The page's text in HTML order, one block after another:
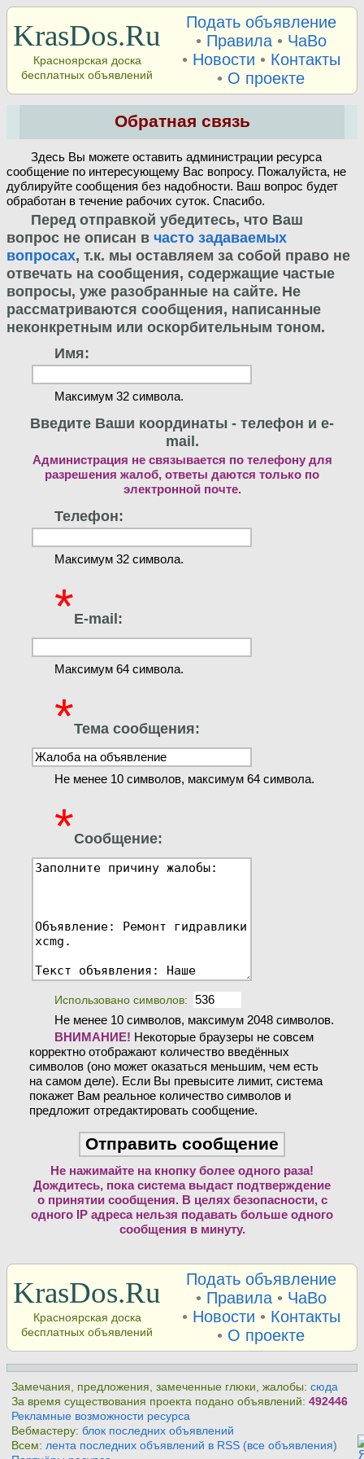
KrasDos.Ru
Красноярская доска
бесплатных объявлений
Подать объявление
• Правила• ЧаВо
• Новости • Контакты
• О проекте
Обратная связь
Здесь Вы можете оставить администрации ресурса
сообщение по интересующему Вас вопросу. Пожалуйста, не
дублируйте сообщения без надобности. Ваш вопрос будет
обработан в течение рабочих суток. Спасибо.
Перед отправкой убедитесь, что Ваш
вопрос не описан в часто задаваемых
вопросах, т.к. мы оставляем за собой право не
отвечать на сообщения, содержащие частые
вопросы, уже разобранные на сайте. Не
рассматриваются сообщения, написанные
неконкретным или оскорбительным тоном.
Имя:
Максимум 32 символа.
Введите Ваши координаты - телефон и e-
mail.
Администрация не связывается по телефону для
разрешения жалоб, ответы даются только по
электронной почте.
Телефон:
Максимум 32 символа.
*E-mail:
Максимум 64 символа.
*Тема сообщения:
Не менее 10 символов, максимум 64 символа.
*Сообщение:
Использовано символов:
Не менее 10 символов, максимум 2048 символов.
ВНИМАНИЕ! Некоторые браузеры не совсем
корректно отображают количество введённых
символов (оно может оказаться меньшим, чем есть
на самом деле). Если Вы превысите лимит, система
покажет Вам реальное количество символов и
предложит отредактировать сообщение.
Не нажимайте на кнопку более одного раза!
Дождитесь, пока система выдаст подтверждение
о принятии сообщения. В целях безопасности, с
одного IP адреса нельзя подавать больше одного
сообщения в минуту.
KrasDos.Ru
Красноярская доска
бесплатных объявлений
Подать объявление
• Правила• ЧаВо
• Новости • Контакты
• О проекте
Замечания, предложения, замеченные глюки, жалобы:сюда
За время существования проекта подано объявлений:492446
Рекламные возможности ресурса
Вебмастеру:блок последних объявлений
Всем:лента последних объявлений в RSS (все объявления)